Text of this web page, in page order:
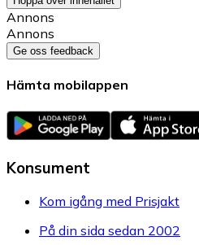
Annons
Annons
Ge oss feedback
Hämta mobilappen
Konsument
Kom igång med Prisjakt
På din sida sedan 2002